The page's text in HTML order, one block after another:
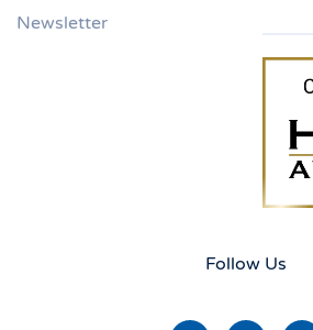
Newsletter
Follow Us